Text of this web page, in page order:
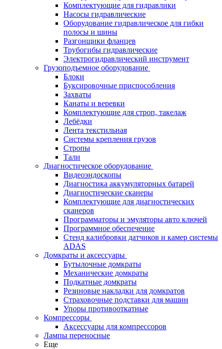
Комплектующие для гидравлики
Насосы гидравлические
Оборудование гидравлическое для гибки
полосы и шины
Разгонщики фланцев
Трубогибы гидравлические
Электрогидравлический инструмент
Грузоподъемное оборудование
Блоки
Буксировочные приспособления
Захваты
Канаты и веревки
Комплектующие для строп, такелаж
Лебёдки
Лента текстильная
Системы крепления грузов
Стропы
Тали
Диагностическое оборудование
Видеоэндоскопы
Диагностика аккумуляторных батарей
Диагностические сканеры
Комплектующие для диагностических
сканеров
Программаторы и эмуляторы авто ключей
Программное обеспечение
Стенд калибровки датчиков и камер системы
ADAS
Домкраты и аксессуары
Бутылочные домкраты
Механические домкраты
Подкатные домкраты
Резиновые накладки для домкратов
Страховочные подставки для машин
Упоры противооткатные
Компрессоры
Аксессуары для компрессоров
Лампы переносные
Еще